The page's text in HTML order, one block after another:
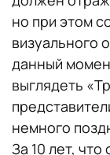
но при этом
визуального
данный
выглядеть
немного
За 10 лет,